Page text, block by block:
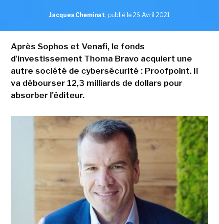
Jacques Cheminat, publié le 26 Avril 2021
Après Sophos et Venafi, le fonds
d'investissement Thoma Bravo acquiert une
autre société de cybersécurité : Proofpoint. Il
va débourser 12,3 milliards de dollars pour
absorber l'éditeur.